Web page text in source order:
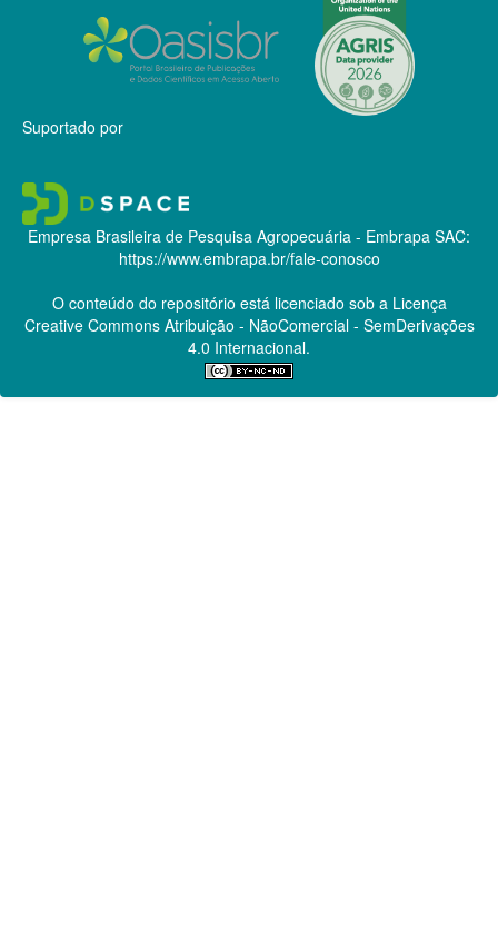
Suportado por
Empresa Brasileira de Pesquisa Agropecuária - Embrapa SAC:
https://www.embrapa.br/fale-conosco
O conteúdo do repositório está licenciado sob a Licença
Creative CommonsAtribuição - NãoComercial - SemDerivações
4.0 Internacional.